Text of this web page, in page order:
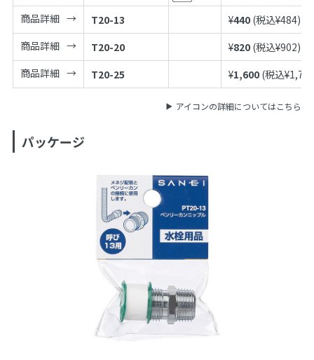
商品詳細
T20-13 ¥440 (税込¥484)
商品詳細
T20-20 ¥820 (税込¥902)
商品詳細
T20-25 ¥1,600 (税込¥1,760
アイコンの詳細についてはこちら
パッケージ